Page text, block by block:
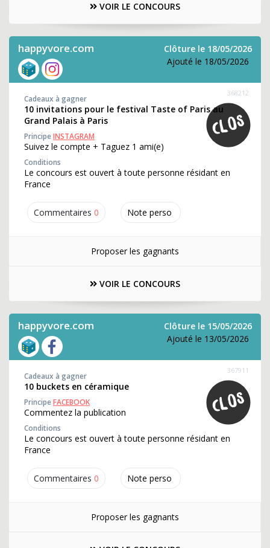
VOIR LE CONCOURS
happyvore.com
Clôture le 18/05/2026
Ajouté le 18/05/2026
Commentaires 0 Note perso
368212
Cadeaux à gagner
10 invitations pour le festival Taste of Paris au
Grand Palais à Paris
PrincipeINSTAGRAM
Suivez le compte + Taguez 1 ami(e)
Conditions
Le concours est ouvert à toute personne résidant en
France
Proposer les gagnants
VOIR LE CONCOURS
happyvore.com
Clôture le 15/05/2026
Ajouté le 13/05/2026
Commentaires 0 Note perso
367911
Cadeaux à gagner
10 buckets en céramique
PrincipeFACEBOOK
Commentez la publication
Conditions
Le concours est ouvert à toute personne résidant en
France
Proposer les gagnants